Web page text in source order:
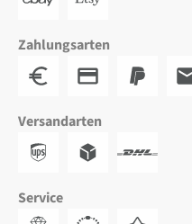
Zahlungsarten
Versandarten
Service